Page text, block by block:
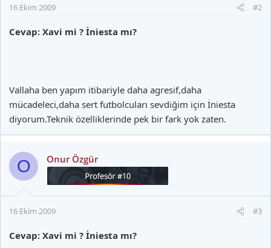
16 Ekim 2009 #2
Cevap: Xavi mi ? İniesta mı?
Vallaha ben yapım itibariyle daha agresif,daha
mücadeleci,daha sert futbolcuları sevdiğim için İniesta
diyorum.Teknik özelliklerinde pek bir fark yok zaten.
O Onur Özgür
16 Ekim 2009 #3
Cevap: Xavi mi ? İniesta mı?